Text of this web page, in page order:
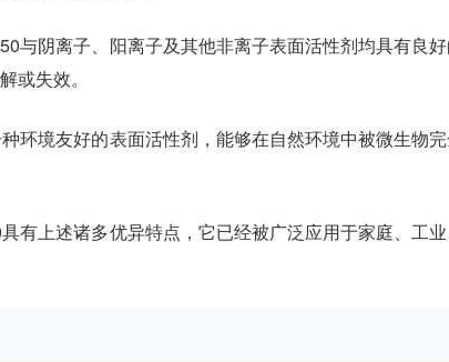
与阴离子、阳离子及其他非离子表面活性剂均具有良
或失效。
环境友好的表面活性剂，能够在自然环境中被微生
有上述诸多优异特点，它已经被广泛应用于家庭、